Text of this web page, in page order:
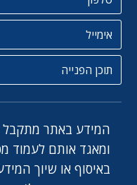
אימייל
תוכן הפניה
המידע באתר מתקבל
ומאגד אותם לעמוד
באיסוף או שיוך